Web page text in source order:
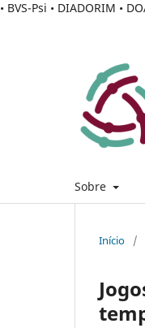
• BVS-Psi • DIADORIM •
Sobre
Início /